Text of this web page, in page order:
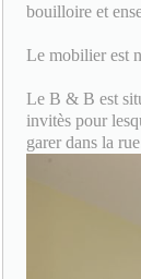
bouilloire et
Le mobilier est
Le B & B est
invitès pour
garer dans la